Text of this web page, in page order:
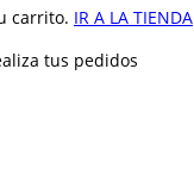
carrito. IR A LA TIENDA
tus pedidos